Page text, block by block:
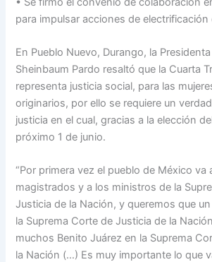
para impulsar acciones de electrificación
En Pueblo Nuevo, Durango, la
Sheinbaum Pardo resaltó que la Cuarta
representa justicia social, para las
originarios, por ello se requiere un
justicia en el cual, gracias a la elección
próximo 1 de junio.
“Por primera vez el pueblo de México va
magistrados y a los ministros de la
Justicia de la Nación, y queremos que
la Suprema Corte de Justicia de la
muchos Benito Juárez en la Suprema
la Nación (…) Es muy importante lo que